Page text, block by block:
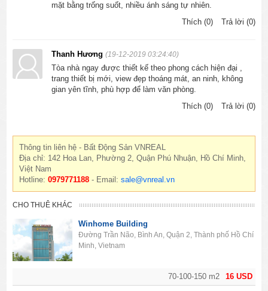
mặt bằng trống suốt, nhiều ánh sáng tự nhiên.
Thích (0)
Trả lời (0)
Thanh Hương(19-12-2019 03:24:40)
Tòa nhà ngay được thiết kế theo phong cách hiện đại ,
trang thiết bị mới, view đẹp thoáng mát, an ninh, không
gian yên tĩnh, phù hợp để làm văn phòng.
Thích (0)
Trả lời (0)
Thông tin liên hệ - Bất Động Sản VNREAL
Địa chỉ: 142 Hoa Lan, Phường 2, Quận Phú Nhuận, Hồ Chí Minh,
Việt Nam
Hotline:0979771188 - Email:sale@vnreal.vn
CHO THUÊ KHÁC
16 USD
70-100-150 m2
Winhome Building
Đường Trần Não, Bình An, Quận 2, Thành phố Hồ Chí
Minh, Vietnam